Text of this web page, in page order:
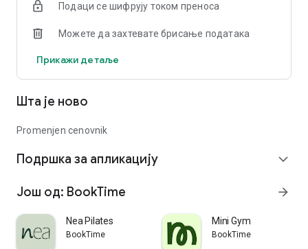
Подаци се шифрују током преноса
Можете да захтевате брисање података
Прикажи детаље
Шта је ново
Promenjen cenovnik
Подршка за апликацију expand_more
Још од: BookTime arrow_forward
Nea Pilates
BookTime
Mini Gym
BookTime